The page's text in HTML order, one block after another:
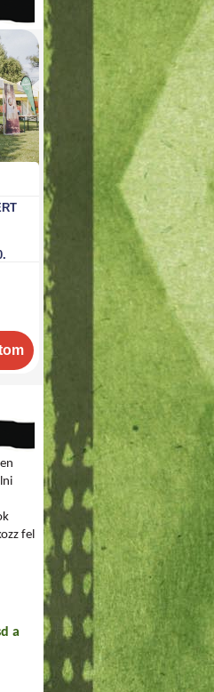
fel
a